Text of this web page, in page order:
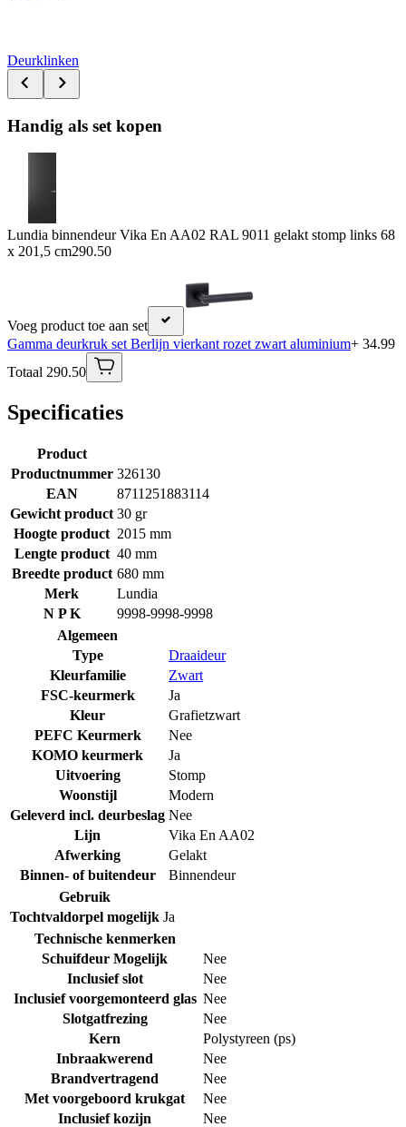
Deurklinken
Handig als set kopen
Lundia binnendeur Vika En AA02 RAL 9011 gelakt stomp links 68
x 201,5 cm290.50
Voeg product toe aan set
Gamma deurkruk set Berlijn vierkant rozet zwart aluminium+ 34.99
Totaal 290.50
Specificaties
Product
Productnummer 326130
EAN
8711251883114
Gewicht product 30 gr
Hoogte product 2015 mm
Lengte product 40 mm
Breedte product 680 mm
Merk
Lundia
N P K
9998-9998-9998
Algemeen
Type
Draaideur
Kleurfamilie
Zwart
FSC-keurmerk
Ja
Kleur
Grafietzwart
PEFC Keurmerk
Nee
KOMO keurmerk
Ja
Uitvoering
Stomp
Woonstijl
Modern
Geleverd incl. deurbeslag Nee
Lijn
Vika En AA02
Afwerking
Gelakt
Binnen- of buitendeur
Binnendeur
Gebruik
Tochtvaldorpel mogelijk Ja
Technische kenmerken
Schuifdeur Mogelijk
Nee
Inclusief slot
Nee
Inclusief voorgemonteerd glas Nee
Slotgatfrezing
Nee
Kern
Polystyreen (ps)
Inbraakwerend
Nee
Brandvertragend
Nee
Met voorgeboord krukgat
Nee
Inclusief kozijn
Nee